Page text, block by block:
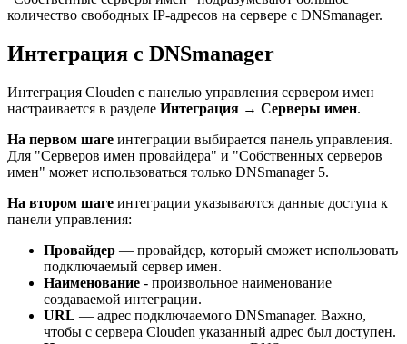
количество свободных IP-адресов на сервере с DNSmanager.
Интеграция с DNSmanager
Интеграция Clouden с панелью управления сервером имен
настраивается в разделе Интеграция → Серверы имен.
На первом шаге интеграции выбирается панель управления.
Для "Серверов имен провайдера" и "Собственных серверов
имен" может использоваться только DNSmanager 5.
На втором шаге интеграции указываются данные доступа к
панели управления:
Провайдер — провайдер, который сможет использовать
подключаемый сервер имен.
Наименование - произвольное наименование
создаваемой интеграции.
URL — адрес подключаемого DNSmanager. Важно,
чтобы с сервера Clouden указанный адрес был доступен.